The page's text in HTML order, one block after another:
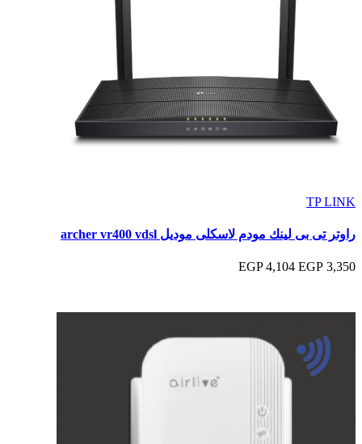
TP LINK
راوتر تى بى لينك مودم لاسكلى موديل archer vr400 vdsl
3,350 EGP
4,104 EGP